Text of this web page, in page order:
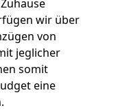
wir über
von
jeglicher
somit
eine